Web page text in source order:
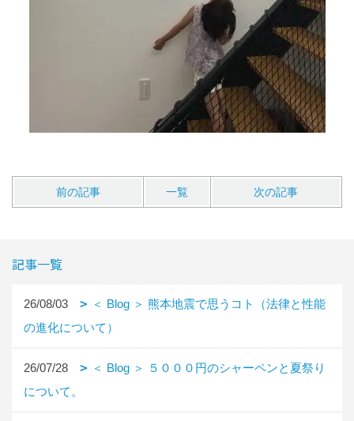
前の記事 一覧 次の記事
記事一覧
26/08/03
＜ Blog ＞ 熊本地震で思うコト（法律と性能
の進化について）
26/07/28
＜ Blog ＞ ５０００円のシャーペンと夏祭り
について。